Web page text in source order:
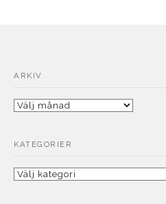
ARKIV
Arkiv
KATEGORIER
Kategorier